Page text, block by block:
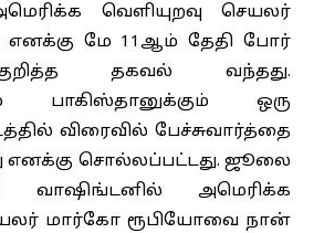
வெளியுறவு செயலர்
எனக்கு மே 11ஆம் தேதி போர்
தகவல் வந்தது.
பாகிஸ்தானுக்கும் ஒரு
விரைவில் பேச்சுவார்த்தை
எனக்கு சொல்லப்பட்டது. ஜூலை
வாஷிங்டனில் அமெரிக்க
மார்கோ ரூபியோவை நான்